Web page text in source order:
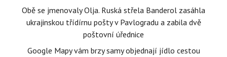
Obě se jmenovaly Olja. Ruská střela Banderol zasáhla
ukrajinskou třídírnu pošty v Pavlogradu a zabila dvě
poštovní úřednice
Google Mapy vám brzy samy objednají jídlo cestou